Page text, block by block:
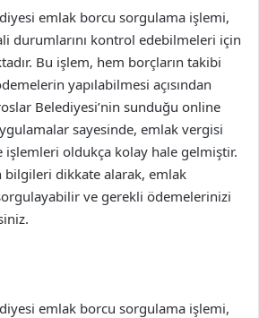
emlak borcu sorgulama işlemi,
durumlarını kontrol edebilmeleri için
Bu işlem, hem borçların takibi
yapılabilmesi açısından
Belediyesi’nin sunduğu online
sayesinde, emlak vergisi
işlemleri oldukça kolay hale gelmiştir.
bilgileri dikkate alarak, emlak
ve gerekli ödemelerinizi
emlak borcu sorgulama işlemi,